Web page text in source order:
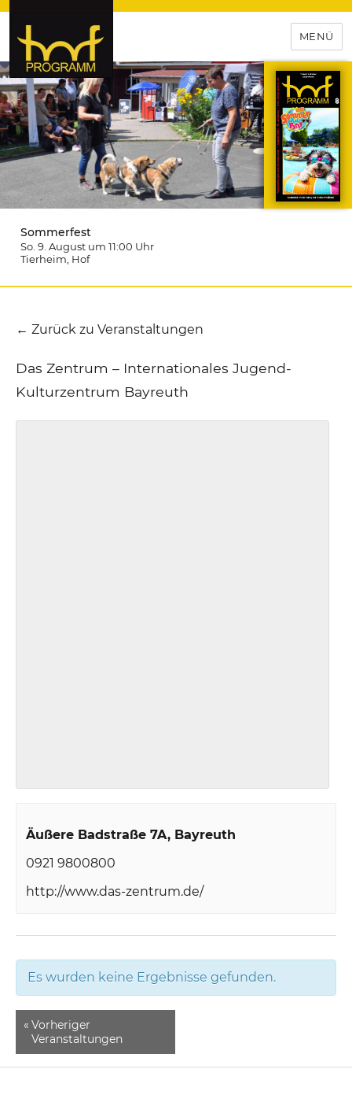
hof-programm – das
Veranstaltungsportal für
Hochfranken
MENÜ
Sommerfest
So. 9. August um 11:00 Uhr
Tierheim , Hof
← Zurück zu Veranstaltungen
Das Zentrum – Internationales Jugend-
Kulturzentrum Bayreuth
Äußere Badstraße 7A Bayreuth
0921 9800800
http://www.das-zentrum.de/
Es wurden keine Ergebnisse gefunden.
« Vorheriger
Veranstaltungen